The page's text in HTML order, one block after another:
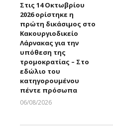
Στις 14 Οκτωβρίου
2026 ορίστηκε η
πρώτη δικάσιμος στο
Κακουργιοδικείο
Λάρνακας για την
υπόθεση της
τρομοκρατίας – Στο
εδώλιο του
κατηγορουμένου
πέντε πρόσωπα
06/08/2026